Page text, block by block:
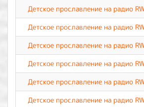
Детское прославление на радио
Детское прославление на радио
Детское прославление на радио
Детское прославление на радио
Детское прославление на радио
Детское прославление на радио